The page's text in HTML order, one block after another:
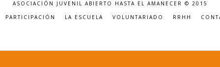
ASOCIACIÓN JUVENIL ABIERTO HASTA EL AMANECER © 2015
PARTICIPACIÓN LA ESCUELA VOLUNTARIADO RRHH